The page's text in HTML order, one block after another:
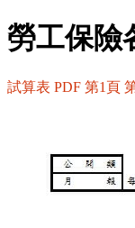
勞工保險
試算表 PDF 第1頁